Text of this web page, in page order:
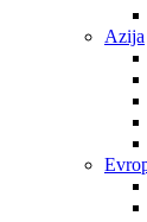
Azija